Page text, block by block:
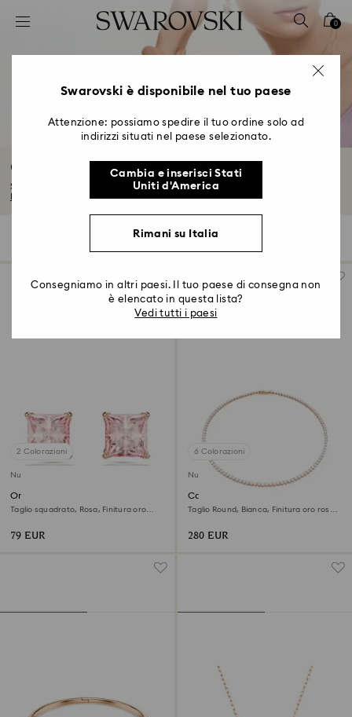
Accesskeys list
2 - Footer
4 - Search results
0
Gioielli placcati tonalità oro rosa
Scopri l’arte del cristallo Swarovski con i gioielli dalla finitura oro rosa...
Filtri
per
2 Colorazioni
Nuovo
Orecchini a lobo Stilla
Taglio squadrato, Rosa, Finitura oro
79 EUR
6 Colorazioni
Nuovo
Collana Tennis Matrix
Taglio Round, Bianca, Finitura oro rosa
280 EUR
Swarovski è disponibile nel tuo paese
Attenzione: possiamo spedire il tuo ordine solo ad
indirizzi situati nel paese selezionato.
Cambia e inserisci Stati
Uniti d'America
Rimani su Italia
Consegniamo in altri paesi. Il tuo paese di consegna non
è elencato in questa lista?
Vedi tutti i paesi